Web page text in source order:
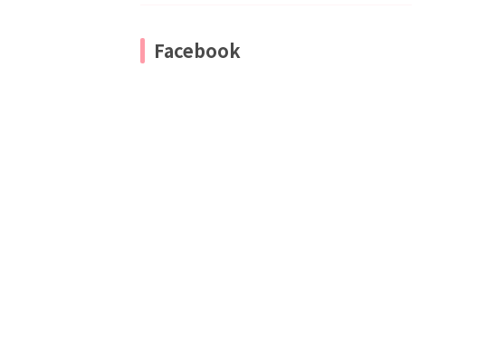
Facebook